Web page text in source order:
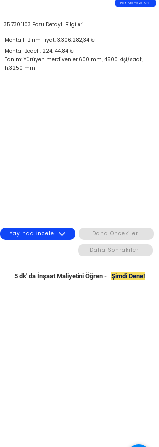
Poz Aramaya Git
35.730.1103 Pozu Detaylı Bilgileri
Montajlı Birim Fiyat: 3.306.282,34 ₺
Montaj Bedeli: 224.144,84 ₺
Tanım: Yürüyen merdivenler 600 mm, 4500 kişi/saat,
h:3250 mm
Yayında İncele Daha Öncekiler
Daha Sonrakiler
5 dk' da İnşaat Maliyetini Öğren - Şimdi Dene!